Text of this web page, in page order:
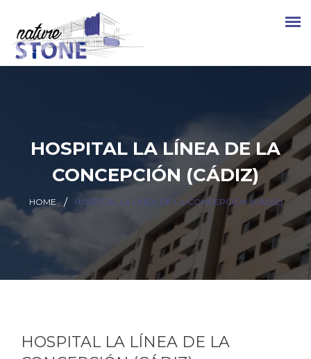
HOSPITAL LA LÍNEA DE LA
CONCEPCIÓN (CÁDIZ)
HOME HOSPITAL LA LÍNEA DE LA CONCEPCIÓN (CÁDIZ)
HOSPITAL LA LÍNEA DE LA